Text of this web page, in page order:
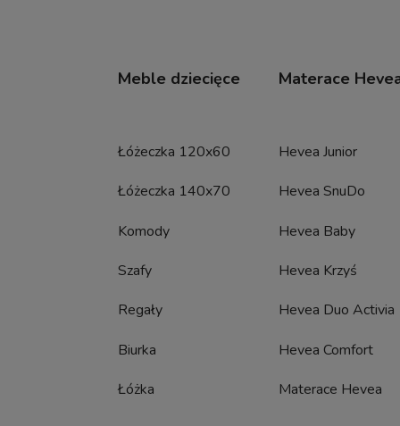
Meble dziecięce
Łóżeczka 120x60
Łóżeczka 140x70
Komody
Szafy
Regały
Biurka
Łóżka
Materace
Hevea Junior
Hevea SnuDo
Hevea Baby
Hevea Krzyś
Hevea Duo Activia
Hevea Comfort
Materace Hevea